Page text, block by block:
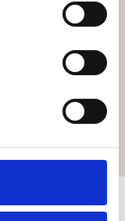
sadržaje resorta,
10 %